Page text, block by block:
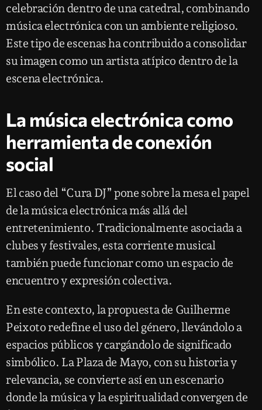
celebración dentro de una catedral, combinando
música electrónica con un ambiente religioso.
Este tipo de escenas ha contribuido a consolidar
su imagen como un artista atípico dentro de la
escena electrónica.
La música electrónica como
herramienta de conexión
social
El caso del “Cura DJ” pone sobre la mesa el papel
de la música electrónica más allá del
entretenimiento. Tradicionalmente asociada a
clubes y festivales, esta corriente musical
también puede funcionar como un espacio de
encuentro y expresión colectiva.
En este contexto, la propuesta de Guilherme
Peixoto redefine el uso del género, llevándolo a
espacios públicos y cargándolo de significado
simbólico. La Plaza de Mayo, con su historia y
relevancia, se convierte así en un escenario
donde la música y la espiritualidad convergen de